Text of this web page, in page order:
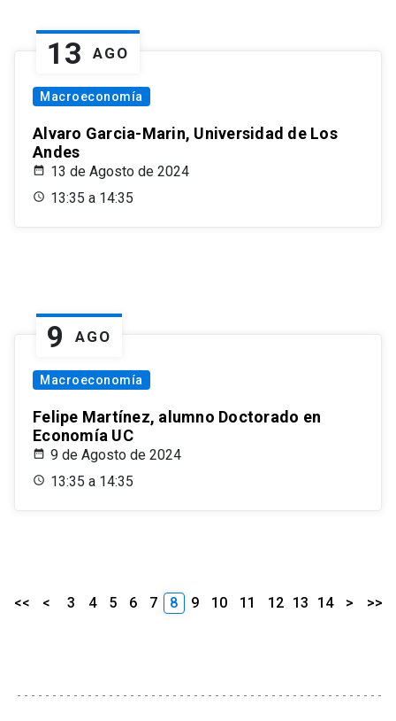
13 AGO
Macroeconomía
Alvaro Garcia-Marin, Universidad de Los
Andes
13 de Agosto de 2024
13:35 a 14:35
9 AGO
Macroeconomía
Felipe Martínez, alumno Doctorado en
Economía UC
9 de Agosto de 2024
13:35 a 14:35
<< < 3 4 5 6 7 8 9 10 11 12 13 14 > >>